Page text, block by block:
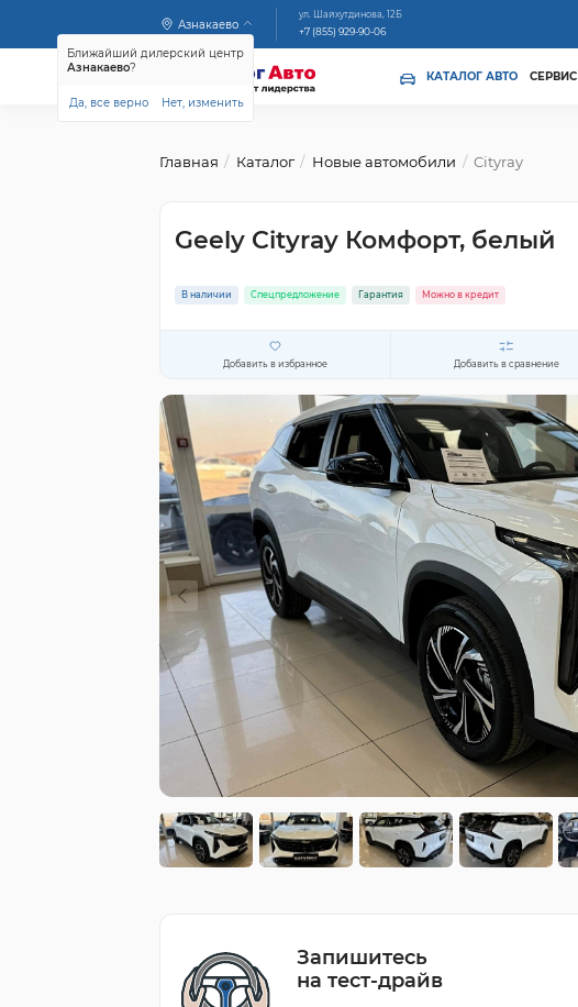
Азнакаево
Ближайший дилерский центр
Азнакаево?
Да, все верно Нет, изменить
ул. Шайхутдинова, 12Б
+7 (855) 929-90-06
КАТАЛОГ АВТО СЕРВИС
Главная Каталог Новые автомобили Cityray
Geely Cityray Комфорт, белый
В наличии Спецпредложение Гарантия Можно в кредит
Добавить в избранное Добавить в сравнение
Запишитесь
на тест-драйв